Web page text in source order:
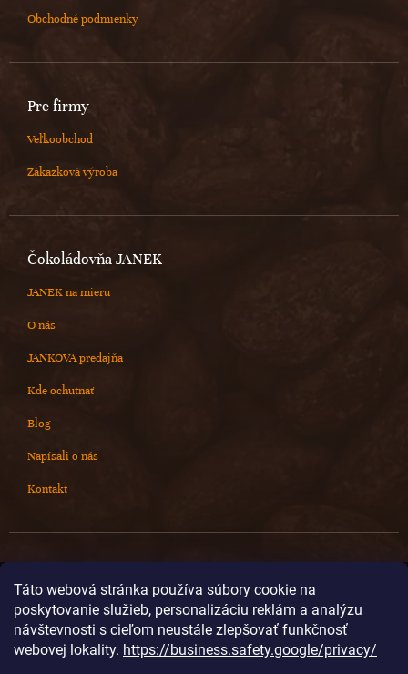
Táto webová stránka používa súbory cookie na
poskytovanie služieb, personalizáciu reklám a analýzu
návštevnosti s cieľom neustále zlepšovať funkčnosť
webovej lokality. https://business.safety.google/privacy/
Obchodné podmienky
Pre firmy
Veľkoobchod
Zákazková výroba
Čokoládovňa JANEK
JANEK na mieru
O nás
JANKOVA predajňa
Kde ochutnať
Blog
Napísali o nás
Kontakt
info@cokoladovnajanek.sk
+420 778 716 678